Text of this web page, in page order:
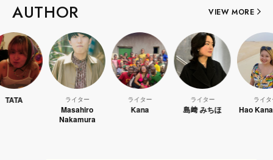
AUTHOR VIEW MORE
Masahiro
Nakamura
島﨑 みちほ Hao Kanayama